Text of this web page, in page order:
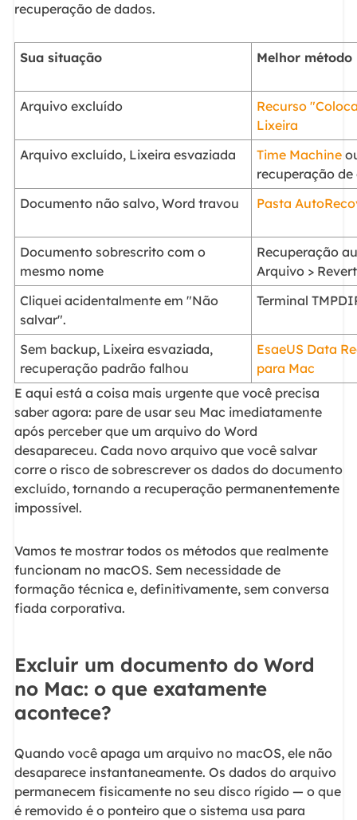
recuperação de dados.
Sua situação Melhor método
Arquivo excluído
Recurso
Lixeira
Arquivo excluído, Lixeira esvaziada
Time Machine
recuperação de
Documento não salvo, Word travou
Pasta
Documento sobrescrito com o
mesmo nome
Recuperação
Arquivo >
Cliquei acidentalmente em "Não
salvar".
Terminal
Sem backup, Lixeira esvaziada,
recuperação padrão falhou
EsaeUS Data
para Mac
E aqui está a coisa mais urgente que você precisa
saber agora: pare de usar seu Mac imediatamente
após perceber que um arquivo do Word
desapareceu. Cada novo arquivo que você salvar
corre o risco de sobrescrever os dados do documento
excluído, tornando a recuperação permanentemente
impossível.
Vamos te mostrar todos os métodos que realmente
funcionam no macOS. Sem necessidade de
formação técnica e, definitivamente, sem conversa
fiada corporativa.
Excluir um documento do Word
no Mac: o que exatamente
acontece?
Quando você apaga um arquivo no macOS, ele não
desaparece instantaneamente. Os dados do arquivo
permanecem fisicamente no seu disco rígido — o que
é removido é o ponteiro que o sistema usa para